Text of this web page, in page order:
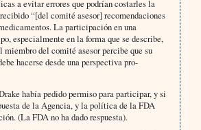
a evitar errores que podrían costarles la
“[del comité asesor] recomendaciones
La participación en una
especialmente en la forma que se describe,
miembro del comité asesor percibe que su
hacerse desde una perspectiva pro-
había pedido permiso para participar, y si
de la Agencia, y la política de la FDA
(La FDA no ha dado respuesta).